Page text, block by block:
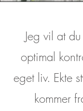
Jeg vil at
optimal
eget liv. Ekte
kommer